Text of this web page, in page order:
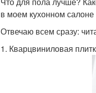
в моем кухонном
Отвечаю всем сразу:
1. Кварцвиниловая